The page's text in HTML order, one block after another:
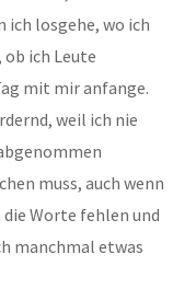
ich losgehe, wo ich
ob ich Leute
mit mir anfange.
weil ich nie
muss, auch wenn
Worte fehlen und
manchmal etwas